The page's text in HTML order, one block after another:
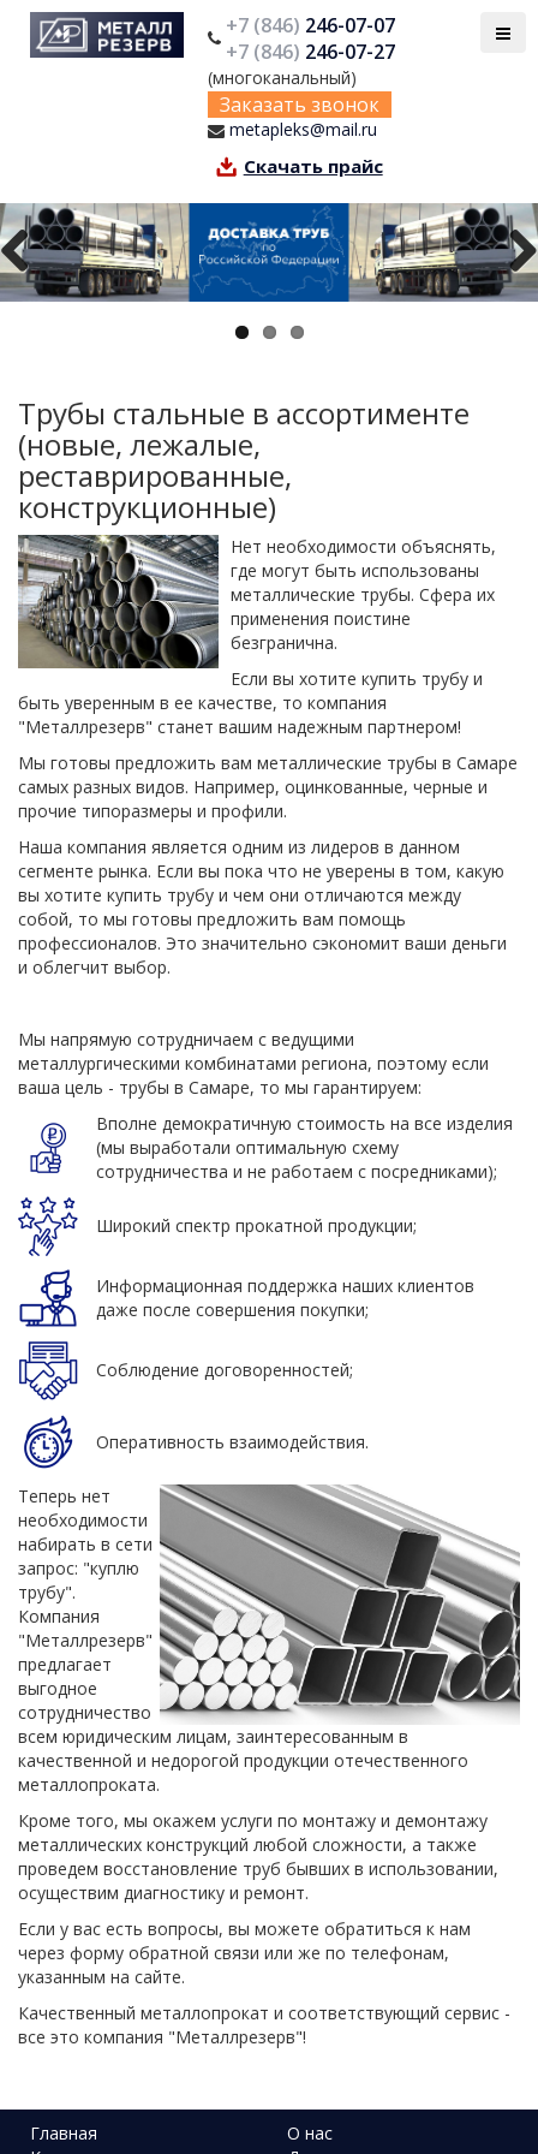
+7 (846) 246-07-07
+7 (846) 246-07-27
(многоканальный)
Заказать звонок
metapleks@mail.ru
Скачать прайс
Previous Next
Трубы стальные в ассортименте
(новые, лежалые,
реставрированные,
конструкционные)
Нет необходимости объяснять,
где могут быть использованы
металлические трубы. Сфера их
применения поистине
безгранична.
Если вы хотите купить трубу и
быть уверенным в ее качестве, то компания
"Металлрезерв" станет вашим надежным партнером!
Мы готовы предложить вам металлические трубы в Самаре
самых разных видов. Например, оцинкованные, черные и
прочие типоразмеры и профили.
Наша компания является одним из лидеров в данном
сегменте рынка. Если вы пока что не уверены в том, какую
вы хотите купить трубу и чем они отличаются между
собой, то мы готовы предложить вам помощь
профессионалов. Это значительно сэкономит ваши деньги
и облегчит выбор.
Мы напрямую сотрудничаем с ведущими
металлургическими комбинатами региона, поэтому если
ваша цель - трубы в Самаре, то мы гарантируем:
Вполне демократичную стоимость на все изделия
(мы выработали оптимальную схему
сотрудничества и не работаем с посредниками);
Широкий спектр прокатной продукции;
Информационная поддержка наших клиентов
даже после совершения покупки;
Соблюдение договоренностей;
Оперативность взаимодействия.
Теперь нет
необходимости
набирать в сети
запрос: "куплю
трубу".
Компания
"Металлрезерв"
предлагает
выгодное
сотрудничество
всем юридическим лицам, заинтересованным в
качественной и недорогой продукции отечественного
металлопроката.
Кроме того, мы окажем услуги по монтажу и демонтажу
металлических конструкций любой сложности, а также
проведем восстановление труб бывших в использовании,
осуществим диагностику и ремонт.
Если у вас есть вопросы, вы можете обратиться к нам
через форму обратной связи или же по телефонам,
указанным на сайте.
Качественный металлопрокат и соответствующий сервис -
все это компания "Металлрезерв"!
Главная
О нас